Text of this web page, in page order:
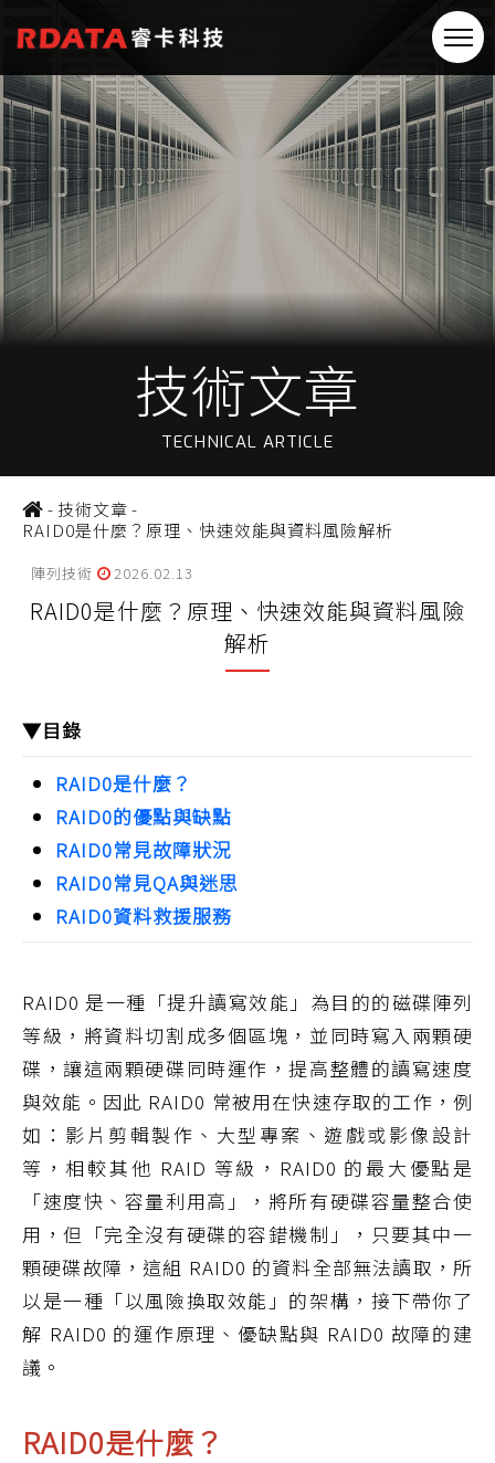
技術文章
TECHNICAL ARTICLE
- 技術文章-
RAID0是什麼？原理、快速效能與資料風險解析
陣列技術 2026.02.13
RAID0是什麼？原理、快速效能與資料風險
解析
▼目錄
RAID0是什麼？
RAID0的優點與缺點
RAID0常見故障狀況
RAID0常見QA與迷思
RAID0資料救援服務
RAID0 是一種「提升讀寫效能」為目的的磁碟陣列
等級，將資料切割成多個區塊，並同時寫入兩顆硬
碟，讓這兩顆硬碟同時運作，提高整體的讀寫速度
與效能。因此 RAID0 常被用在快速存取的工作，例
如：影片剪輯製作、大型專案、遊戲或影像設計
等，相較其他 RAID 等級，RAID0 的最大優點是
「速度快、容量利用高」，將所有硬碟容量整合使
用，但「完全沒有硬碟的容錯機制」，只要其中一
顆硬碟故障，這組 RAID0 的資料全部無法讀取，所
以是一種「以風險換取效能」的架構，接下帶你了
解 RAID0 的運作原理、優缺點與 RAID0 故障的建
議。
RAID0是什麼？